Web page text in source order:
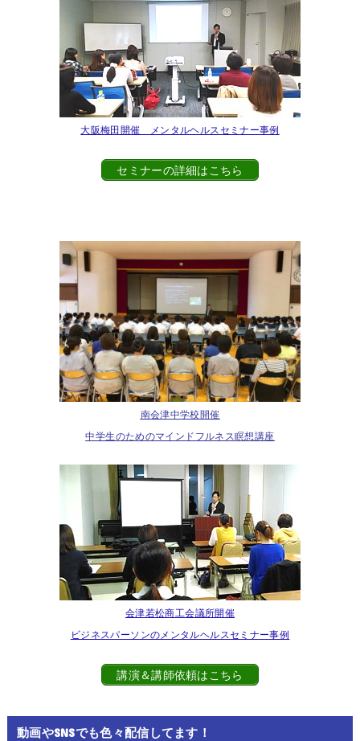
大阪梅田開催 メンタルヘルスセミナー事例
セミナーの詳細はこちら
南会津中学校開催
中学生のためのマインドフルネス瞑想講座
会津若松商工会議所開催
ビジネスパーソンのメンタルヘルスセミナー事例
講演＆講師依頼はこちら
動画やSNSでも色々配信してます！